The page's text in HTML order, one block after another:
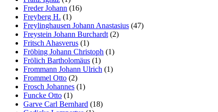
Freder Johann (16)
Freyberg H. (1)
Freylinghausen Johann Anastasius (47)
Freystein Johann Burchardt(2)
Fritsch Ahasverus (1)
Fröbing Johann Christoph (1)
Frölich Bartholomäus (1)
Frommann Johann Ulrich (1)
Frommel Otto (2)
Frosch Johannes (1)
Funcke Otto (1)
Garve Carl Bernhard (18)